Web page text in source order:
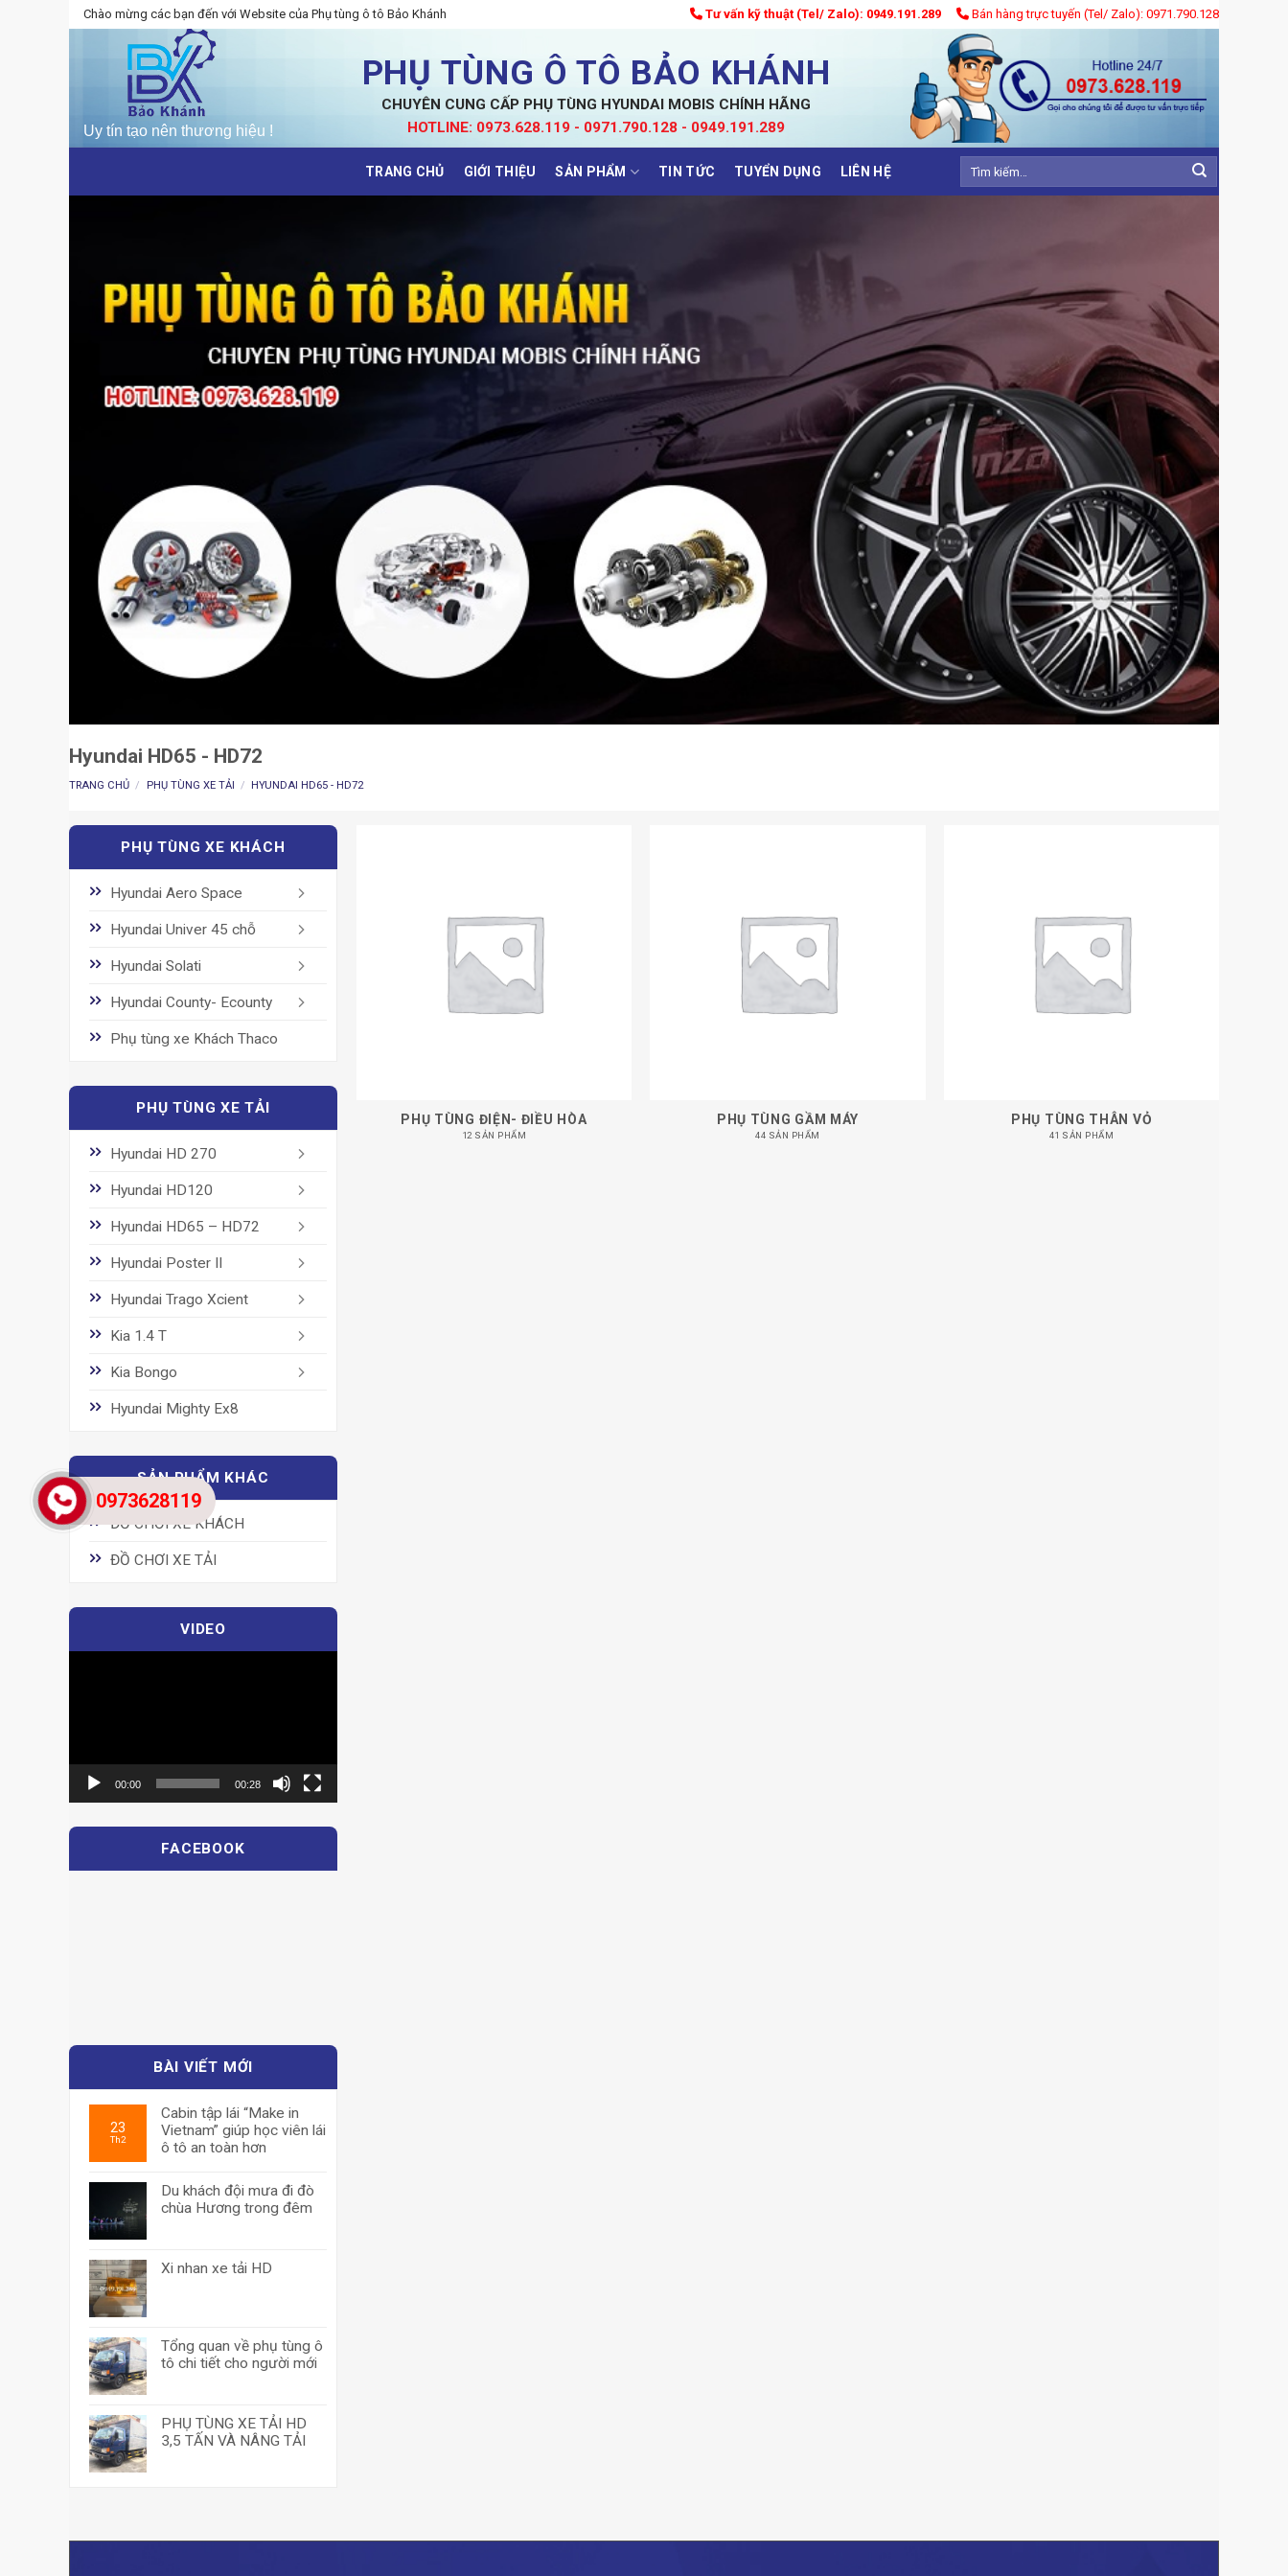
Skip
to
Chào mừng các bạn đến với Website của Phụ tùng ô tô Bảo Khánh Tư vấn kỹ thuật (Tel/ Zalo): 0949.191.289 Bán hàng trực tuyến (Tel/ Zalo): 0971.790.128
PHỤ TÙNG Ô TÔ BẢO KHÁNH
CHUYÊN CUNG CẤP PHỤ TÙNG HYUNDAI MOBIS CHÍNH HÃNG
HOTLINE: 0973.628.119 - 0971.790.128 - 0949.191.289
TRANG CHỦ GIỚI THIỆU SẢN PHẨM TIN TỨC TUYỂN DỤNG LIÊN HỆ
Tìm
Hyundai HD65 - HD72
TRANG CHỦ / PHỤ TÙNG XE TẢI / HYUNDAI HD65 - HD72
PHỤ TÙNG XE KHÁCH
Hyundai Aero Space
Hyundai Univer 45 chỗ
Hyundai Solati
Hyundai County- Ecounty
Phụ tùng xe Khách Thaco
PHỤ TÙNG XE TẢI
Hyundai HD 270
Hyundai HD120
Hyundai HD65 – HD72
Hyundai Poster II
Hyundai Trago Xcient
Kia 1.4 T
Kia Bongo
Hyundai Mighty Ex8
SẢN PHẨM KHÁC
ĐỒ CHƠI XE KHÁCH
ĐỒ CHƠI XE TẢI
VIDEO
00:00 00:28
FACEBOOK
BÀI VIẾT MỚI
23
Th2
Cabin tập lái “Make in
Vietnam” giúp học viên lái
ô tô an toàn hơn
Du khách đội mưa đi đò
chùa Hương trong đêm
Xi nhan xe tải HD
Tổng quan về phụ tùng ô
tô chi tiết cho người mới
PHỤ TÙNG XE TẢI HD
3,5 TẤN VÀ NÂNG TẢI
PHỤ TÙNG ĐIỆN- ĐIỀU HÒA
12 SẢN PHẨM
PHỤ TÙNG GẦM MÁY
44 SẢN PHẨM
PHỤ TÙNG THÂN VỎ
41 SẢN PHẨM
0973628119